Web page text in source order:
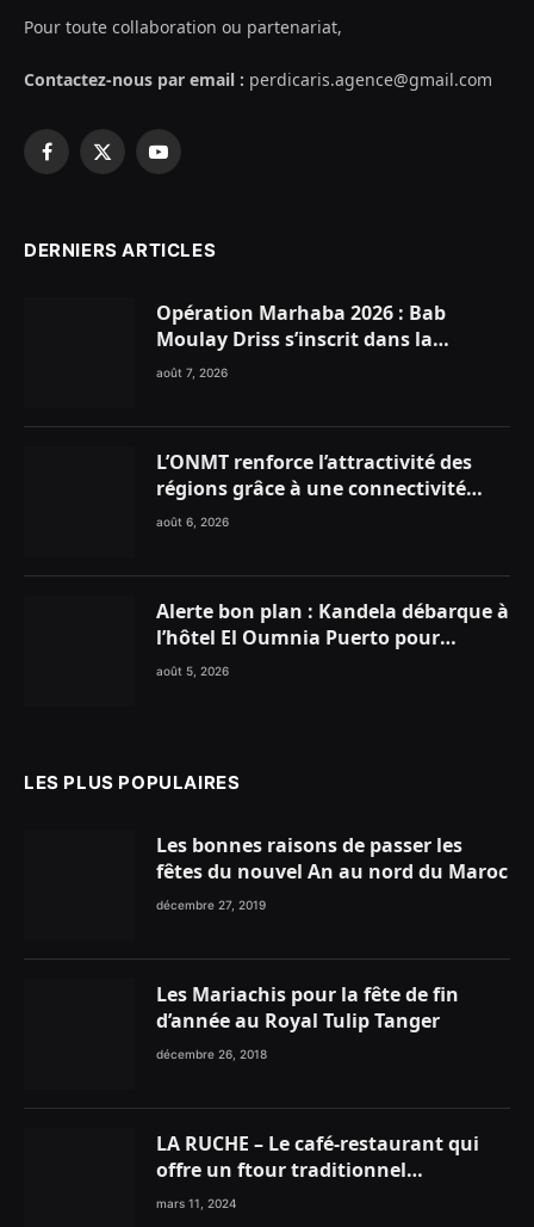
Pour toute collaboration ou partenariat,
Contactez-nous par email : perdicaris.agence@gmail.com
Facebook
X
YouTube
DERNIERS ARTICLES
Opération Marhaba 2026 : Bab
Moulay Driss s’inscrit dans la
dynamique nationale en faveur des
août 7, 2026
L’ONMT renforce l’attractivité des
régions grâce à une connectivité
aérienne historique de Ryanair
août 6, 2026
Alerte bon plan : Kandela débarque à
l’hôtel El Oumnia Puerto pour
enflammer le Chiringuito Malibu
août 5, 2026
LES PLUS POPULAIRES
Les bonnes raisons de passer les
fêtes du nouvel An au nord du Maroc
décembre 27, 2019
Les Mariachis pour la fête de fin
d’année au Royal Tulip Tanger
décembre 26, 2018
LA RUCHE – Le café-restaurant qui
offre un ftour traditionnel
gourmand
mars 11, 2024